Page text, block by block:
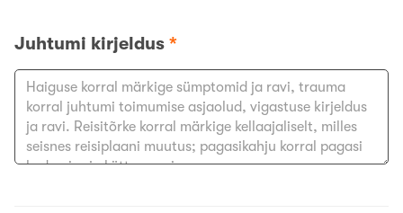
Juhtumi kirjeldus *